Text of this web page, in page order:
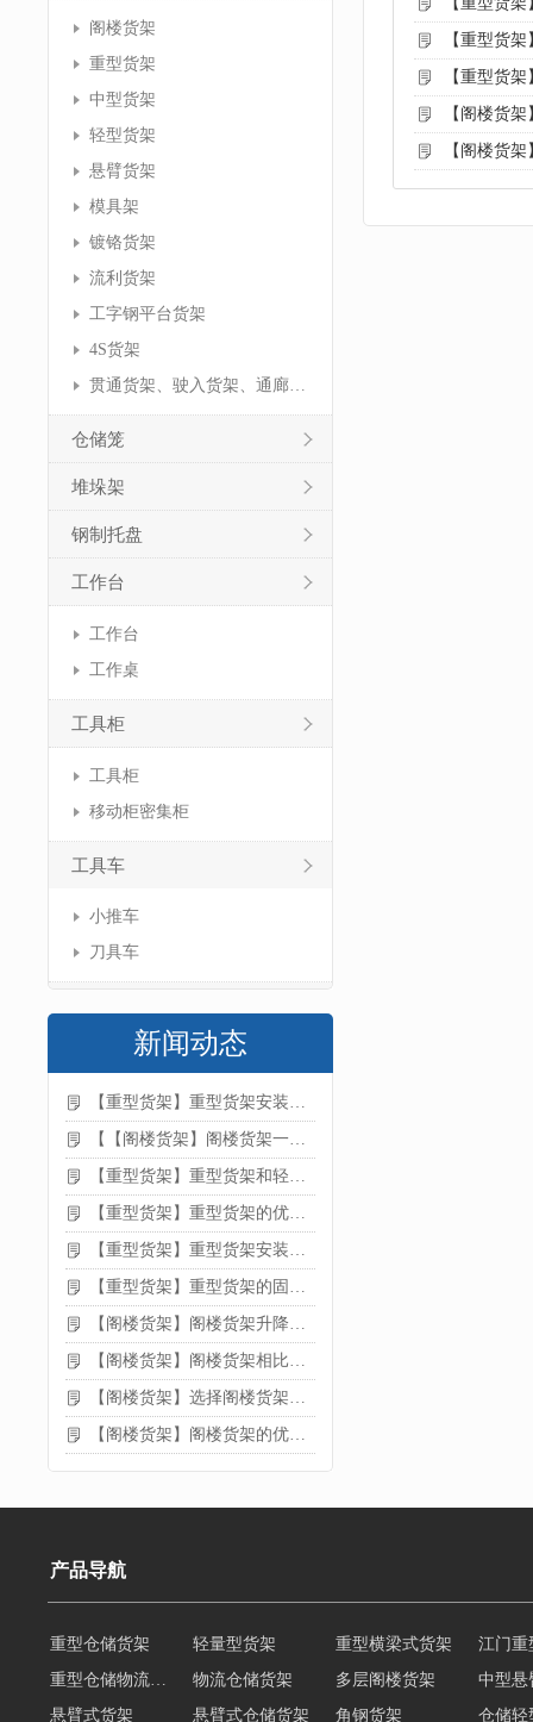
阁楼货架
重型货架
中型货架
轻型货架
悬臂货架
模具架
镀铬货架
流利货架
工字钢平台货架
4S货架
贯通货架、驶入货架、通廊货架
仓储笼
堆垛架
钢制托盘
工作台
工作台
工作桌
工具柜
工具柜
移动柜密集柜
工具车
小推车
刀具车
新闻动态
【重型货架】重型货架安装注意事项
【【阁楼货架】阁楼货架一般有哪些用途
【重型货架】重型货架和轻型货架的区别是什么
【重型货架】重型货架的优缺点
【重型货架】重型货架安装需要注意什么？
【重型货架】重型货架的固定方法
【阁楼货架】阁楼货架升降机需要注意哪些
【阁楼货架】阁楼货架相比传统货架的优势是什么
【阁楼货架】选择阁楼货架的好处？
【阁楼货架】阁楼货架的优点是什么
【重型货
【重型货
【阁楼货
【阁楼货
产品导航
重型仓储货架 轻量型货架 重型横梁式货架
江门重
物流仓储货架 多层阁楼货架
中型悬
悬臂式货架
悬臂式仓储货架 角钢货架 仓储轻